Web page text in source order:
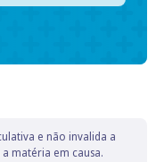
e não invalida a
matéria em causa.